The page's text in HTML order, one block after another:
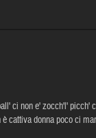
ci non e' zocch'l' picch'
cattiva donna poco ci